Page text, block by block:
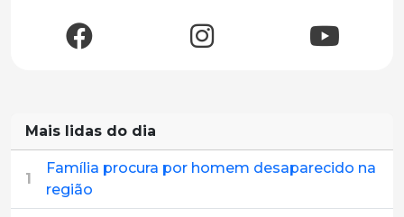
Mais lidas do dia
1
Família procura por homem desaparecido na
região